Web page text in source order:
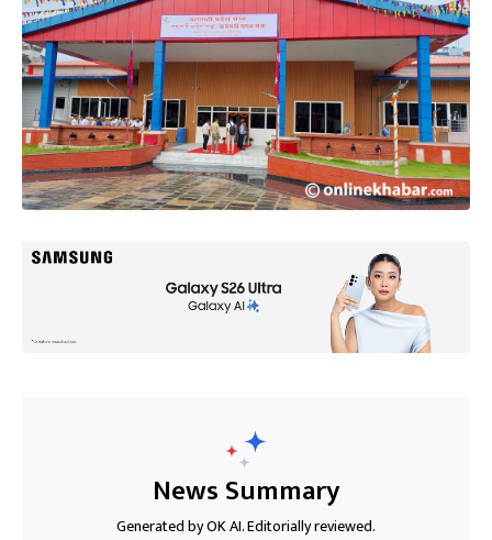
News Summary
Generated by OK AI. Editorially reviewed.